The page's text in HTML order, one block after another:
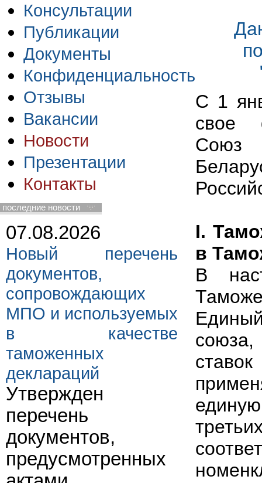
Консультации
Публикации
Документы
Конфиденциальность
Отзывы
Вакансии
Новости
Презентации
Контакты
последние новости
07.08.2026
Новый перечень
документов,
сопровождающих
МПО и используемых
в качестве
таможенных
деклараций
Утвержден
перечень
документов,
предусмотренных
С 1
свое
Союз
I.
в
В